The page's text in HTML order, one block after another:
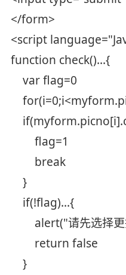
</form>
<script
function check()...{
var flag=0
flag=1
break
}
if(!flag)...{
alert("请先选择更
return false
}